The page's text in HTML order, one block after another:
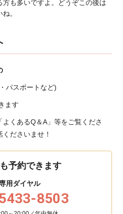
も多いですよ。どうぞこの後は
。
パスポートなど)
ます
くあるQ＆A」等をご覧くださ
ださいませ！
予約できます
用ダイヤル
8503